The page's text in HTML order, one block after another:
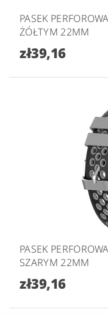
PASEK
ŻÓŁTYM 22MM
zł39,16
PASEK
SZARYM 22MM
zł39,16